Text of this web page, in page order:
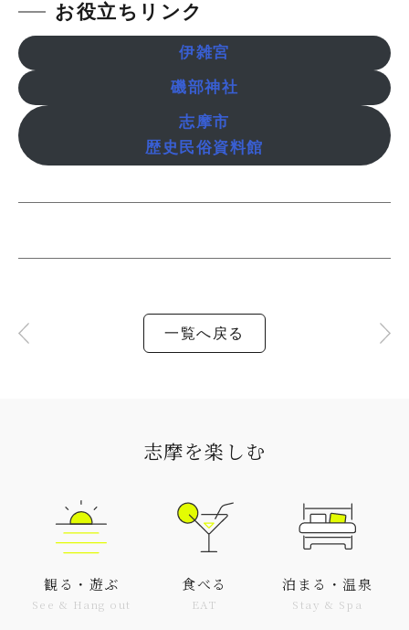
お役立ちリンク
伊雑宮
磯部神社
志摩市
歴史民俗資料館
一覧へ戻る
志摩を楽しむ
観る・遊ぶ
See & Hang out
食べる
EAT
泊まる・温泉
Stay & Spa